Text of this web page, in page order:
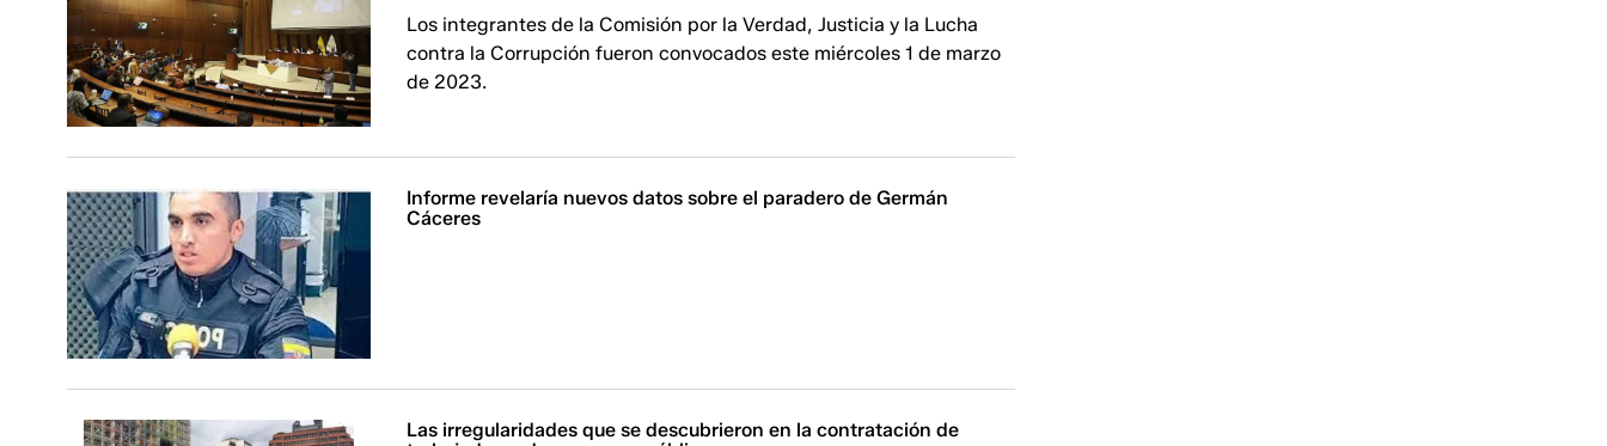
Los integrantes de la Comisión por la Verdad, Justicia y la Lucha
contra la Corrupción fueron convocados este miércoles 1 de marzo
de 2023.
Informe revelaría nuevos datos sobre el paradero de Germán
Cáceres
Las irregularidades que se descubrieron en la contratación de